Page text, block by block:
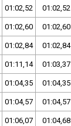
01:02,52 01:02,52
01:02,60 01:02,60
01:02,84 01:02,84
01:11,14 01:03,37
01:04,35 01:04,35
01:04,57 01:04,57
01:06,07 01:04,68